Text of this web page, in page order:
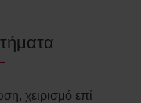
χειρισμό επί